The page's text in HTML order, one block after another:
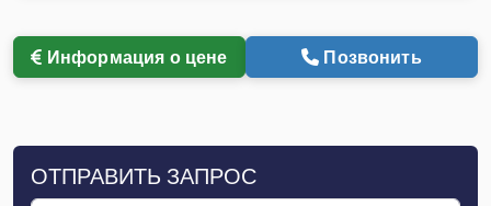
Информация о цене Позвонить
ОТПРАВИТЬ ЗАПРОС